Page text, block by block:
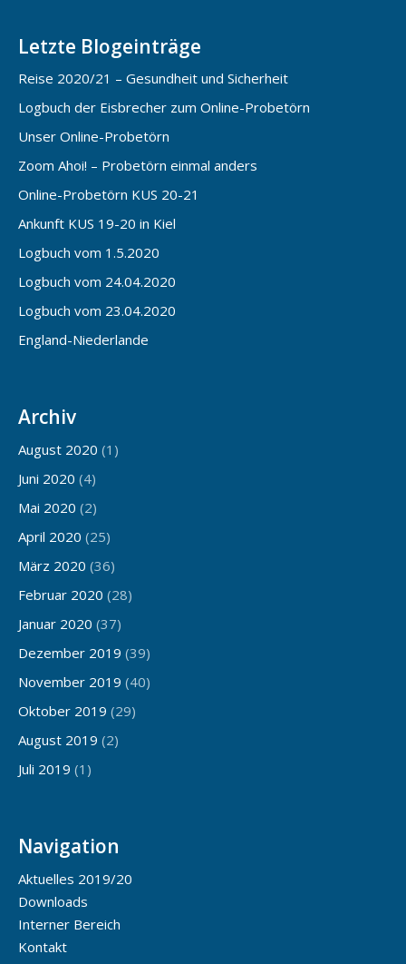
Letzte Blogeinträge
Reise 2020/21 – Gesundheit und Sicherheit
Logbuch der Eisbrecher zum Online-Probetörn
Unser Online-Probetörn
Zoom Ahoi! – Probetörn einmal anders
Online-Probetörn KUS 20-21
Ankunft KUS 19-20 in Kiel
Logbuch vom 1.5.2020
Logbuch vom 24.04.2020
Logbuch vom 23.04.2020
England-Niederlande
Archiv
August 2020 (1)
Juni 2020 (4)
Mai 2020 (2)
April 2020 (25)
März 2020 (36)
Februar 2020 (28)
Januar 2020 (37)
Dezember 2019 (39)
November 2019 (40)
Oktober 2019 (29)
August 2019 (2)
Juli 2019 (1)
Navigation
Aktuelles 2019/20
Downloads
Interner Bereich
Kontakt